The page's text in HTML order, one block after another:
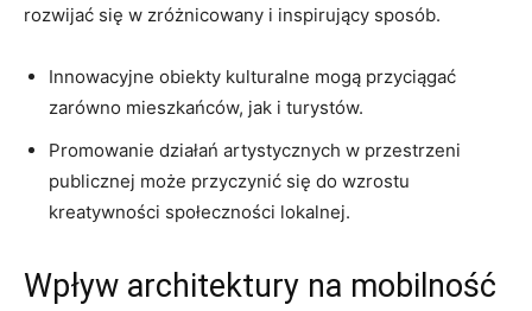
rozwijać się w zróżnicowany⁣ i ‌inspirujący sposób.
Innowacyjne obiekty ‍kulturalne mogą przyciągać
‌zarówno mieszkańców, jak i ‌turystów.
Promowanie działań artystycznych w przestrzeni
⁣publicznej może przyczynić się ‌do⁤ wzrostu
kreatywności społeczności lokalnej.
Wpływ‍ architektury​ na mobilność